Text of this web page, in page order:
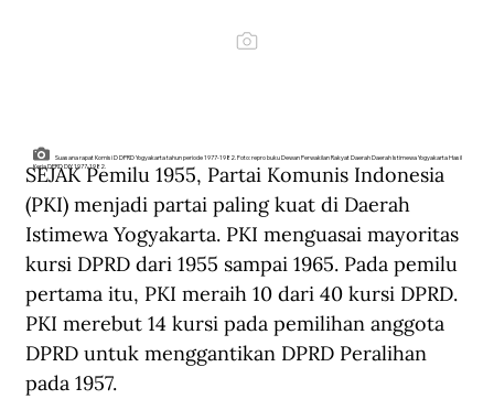
Suasana rapat Komisi D DPRD Yogyakarta tahun periode 1977-1982. Foto: repro buku Dewan Perwakilan Rakyat Daerah Daerah Istimewa Yogyakarta Hasil
Kerja DPRD DIY 1977-1982.
SEJAK Pemilu 1955, Partai Komunis Indonesia
(PKI) menjadi partai paling kuat di Daerah
Istimewa Yogyakarta. PKI menguasai mayoritas
kursi DPRD dari 1955 sampai 1965. Pada pemilu
pertama itu, PKI meraih 10 dari 40 kursi DPRD.
PKI merebut 14 kursi pada pemilihan anggota
DPRD untuk menggantikan DPRD Peralihan
pada 1957.